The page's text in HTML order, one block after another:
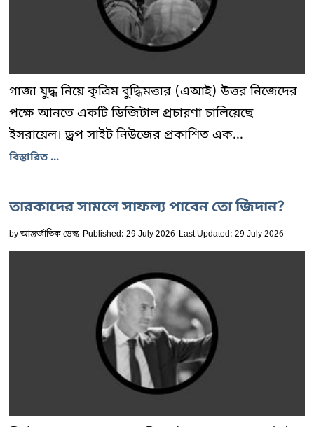
গাজা যুদ্ধ নিয়ে কৃত্রিম বুদ্ধিমত্তার (এআই) উত্তর নিজেদের
পক্ষে আনতে একটি ডিজিটাল প্রচারণা চালিয়েছে
ইসরায়েল। ড্রপ সাইট নিউজের প্রকাশিত এক...
বিস্তারিত ...
তারকাদের সামলে সাফল্য পাবেন তো জিদান?
byআন্তর্জাতিক ডেস্ক Published: 29 July 2026 Last Updated: 29 July 2026